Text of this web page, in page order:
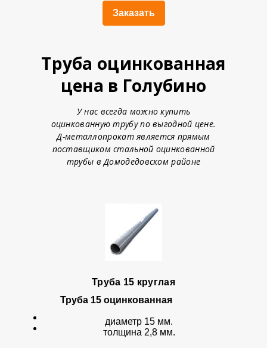
Заказать
Труба оцинкованная
цена в Голубино
У нас всегда можно купить
оцинкованную трубу по выгодной цене.
Д-металлопрокат является прямым
поставщиком стальной оцинкованной
трубы в Домодедовском районе
Труба 15 круглая
Труба 15 оцинкованная
диаметр 15 мм.
толщина 2,8 мм.